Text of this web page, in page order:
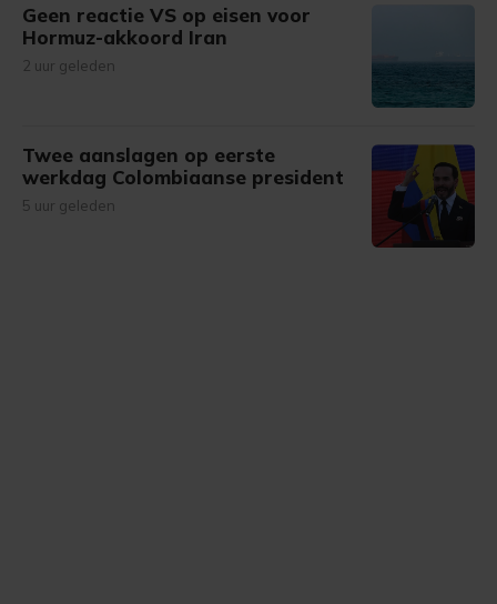
Geen reactie VS op eisen voor
Hormuz-akkoord Iran
2 uur geleden
Twee aanslagen op eerste
werkdag Colombiaanse president
5 uur geleden